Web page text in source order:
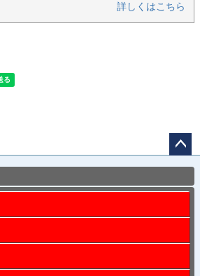
詳しくはこちら
ップ